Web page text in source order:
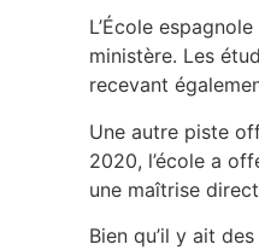
L’École
ministère. Les
recevant
Une autre piste
2020, l’école a
une maîtrise
Bien qu’il y ait